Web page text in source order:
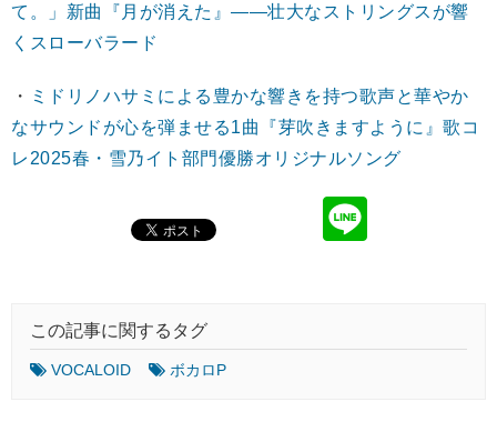
て。」新曲『月が消えた』――壮大なストリングスが響
くスローバラード
・
ミドリノハサミによる豊かな響きを持つ歌声と華やか
なサウンドが心を弾ませる1曲『芽吹きますように』歌コ
レ2025春・雪乃イト部門優勝オリジナルソング
この記事に関するタグ
VOCALOID ボカロP